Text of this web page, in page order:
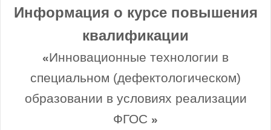
Информация о курсе повышения
квалификации
«Инновационные технологии в
специальном (дефектологическом)
образовании в условиях реализации
ФГОС »